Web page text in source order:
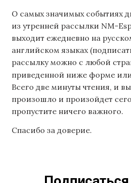
О самых значимых событиях
из утренней рассылки NM-
выходит ежедневно на
английском языках
рассылку можно с любой
приведенной ниже форме
Всего две минуты чтения, и вы
произошло и произойдет
пропустите ничего важного.
Спасибо за доверие.